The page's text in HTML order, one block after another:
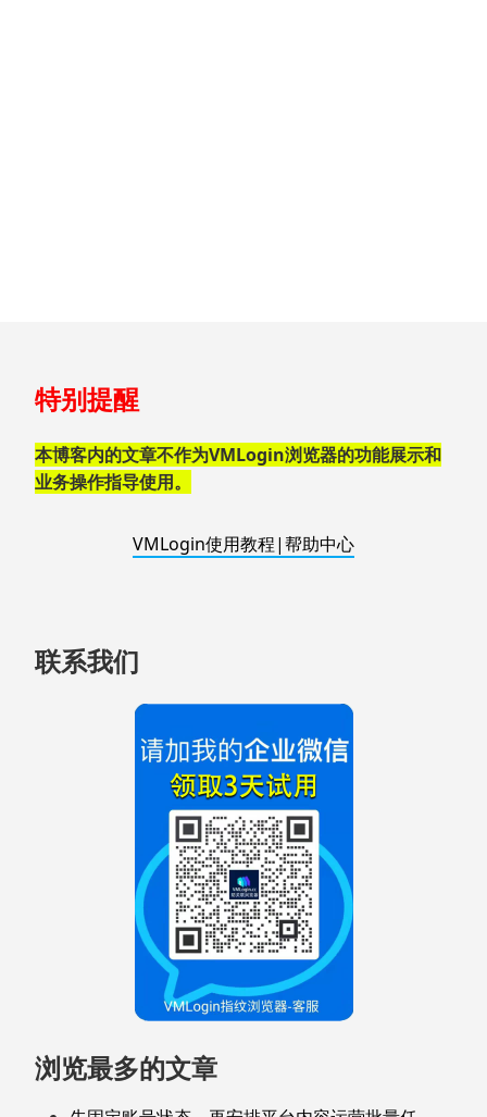
至
脚
特别提醒
本博客内的文章不作为VMLogin浏览器的功能展示和
业务操作指导使用。
VMLogin使用教程|帮助中心
联系我们
浏览最多的文章